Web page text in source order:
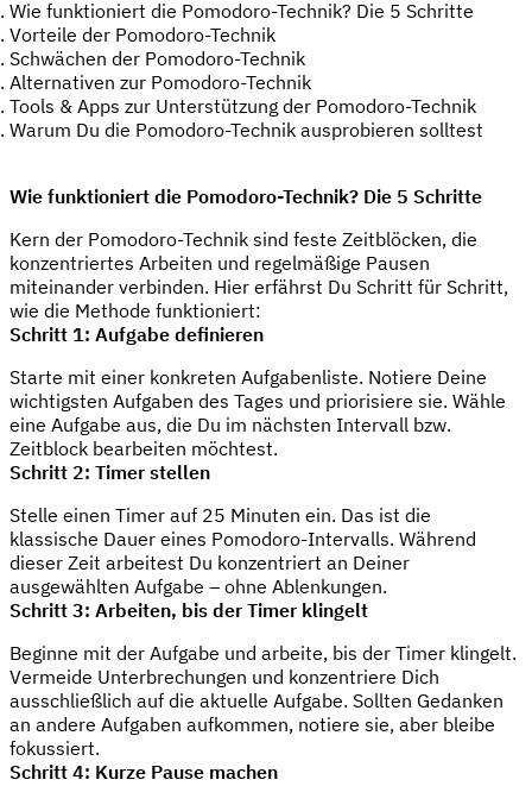
Wie funktioniert die Pomodoro-Technik? Die 5 Schritte
Vorteile der Pomodoro-Technik
Schwächen der Pomodoro-Technik
Alternativen zur Pomodoro-Technik
Tools & Apps zur Unterstützung der Pomodoro-Technik
Warum Du die Pomodoro-Technik ausprobieren solltest
Wie funktioniert die Pomodoro-Technik? Die 5 Schritte
Kern der Pomodoro-Technik sind feste Zeitblöcken, die
konzentriertes Arbeiten und regelmäßige Pausen
miteinander verbinden. Hier erfährst Du Schritt für Schritt,
wie die Methode funktioniert:
Schritt 1: Aufgabe definieren
Starte mit einer konkreten Aufgabenliste. Notiere Deine
wichtigsten Aufgaben des Tages und priorisiere sie. Wähle
eine Aufgabe aus, die Du im nächsten Intervall bzw.
Zeitblock bearbeiten möchtest.
Schritt 2: Timer stellen
Stelle einen Timer auf 25 Minuten ein. Das ist die
klassische Dauer eines Pomodoro-Intervalls. Während
dieser Zeit arbeitest Du konzentriert an Deiner
ausgewählten Aufgabe – ohne Ablenkungen.
Schritt 3: Arbeiten, bis der Timer klingelt
Beginne mit der Aufgabe und arbeite, bis der Timer klingelt.
Vermeide Unterbrechungen und konzentriere Dich
ausschließlich auf die aktuelle Aufgabe. Sollten Gedanken
an andere Aufgaben aufkommen, notiere sie, aber bleibe
fokussiert.
Schritt 4: Kurze Pause machen